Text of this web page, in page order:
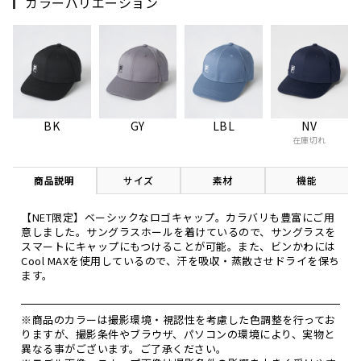
BK GY LBL NV
在庫切れ
商品説明 サイズ 素材 機能
【NET限定】ベーシックなロゴキャップ。カラバリも豊富にご用
意しました。サングラスホールを着けているので、サングラスを
スマートにキャップにもつけることが可能。また、ビンかわには
Cool MAXを使用しているので、汗を吸収・蒸散させドライを保ち
ます。
※商品のカラーは撮影環境・視認性を考慮した色調整を行ってお
りますが、撮影条件やブラウザ、パソコンの環境により、実物と
異なる事がございます。ご了承ください。